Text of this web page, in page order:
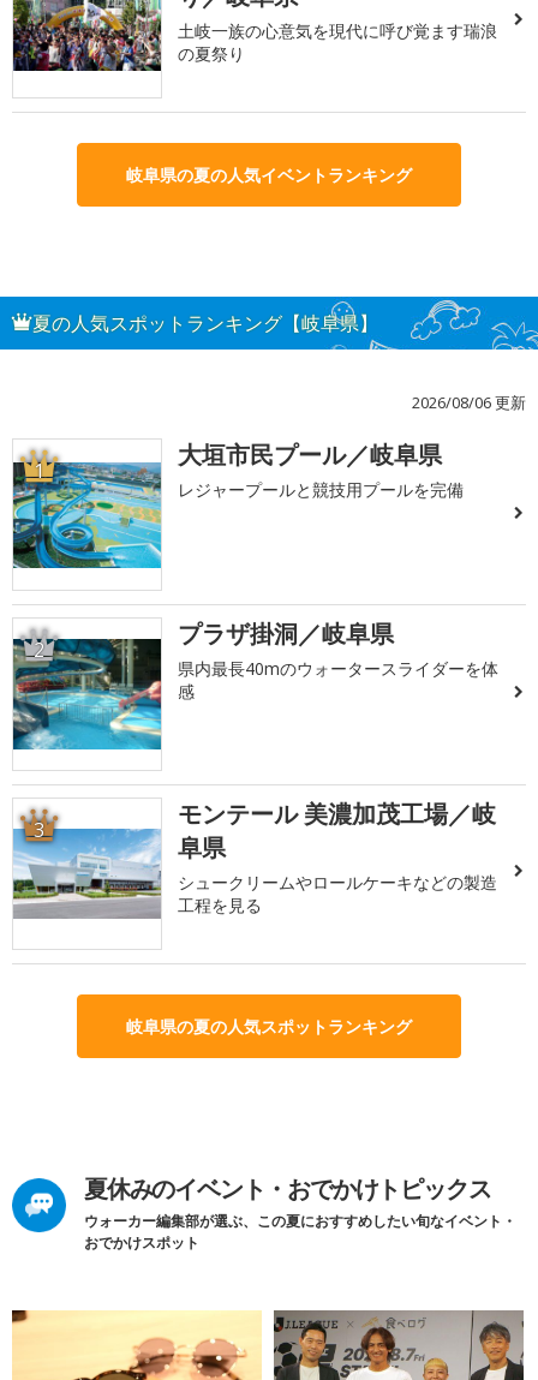
土岐一族の心意気を現代に呼び覚ます瑞浪
の夏祭り
岐阜県の夏の人気イベントランキング
夏の人気スポットランキング【岐阜県】
2026/08/06 更新
1 大垣市民プール／岐阜県
レジャープールと競技用プールを完備
2 プラザ掛洞／岐阜県
県内最長40mのウォータースライダーを体
感
3
モンテール 美濃加茂工場／岐
阜県
シュークリームやロールケーキなどの製造
工程を見る
岐阜県の夏の人気スポットランキング
夏休みのイベント・おでかけトピックス
ウォーカー編集部が選ぶ、この夏におすすめしたい旬なイベント・
おでかけスポット